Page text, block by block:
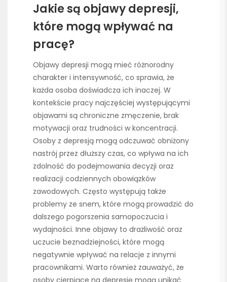
Jakie są objawy depresji,
które mogą wpływać na
pracę?
Objawy depresji mogą mieć różnorodny
charakter i intensywność, co sprawia, że
każda osoba doświadcza ich inaczej. W
kontekście pracy najczęściej występującymi
objawami są chroniczne zmęczenie, brak
motywacji oraz trudności w koncentracji.
Osoby z depresją mogą odczuwać obniżony
nastrój przez dłuższy czas, co wpływa na ich
zdolność do podejmowania decyzji oraz
realizacji codziennych obowiązków
zawodowych. Często występują także
problemy ze snem, które mogą prowadzić do
dalszego pogorszenia samopoczucia i
wydajności. Inne objawy to drażliwość oraz
uczucie beznadziejności, które mogą
negatywnie wpływać na relacje z innymi
pracownikami. Warto również zauważyć, że